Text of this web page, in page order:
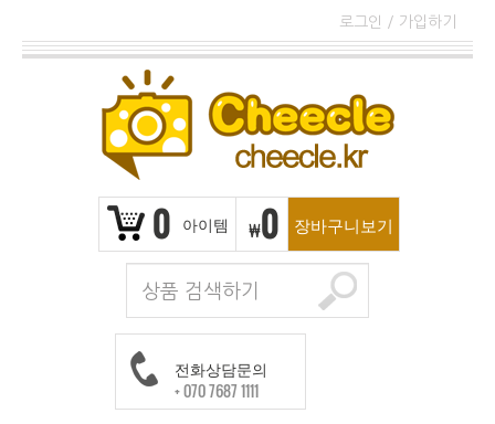
로그인 / 가입하기
0 아이템 ₩0 장바구니보기
전화상담문의
+ 070 7687 1111